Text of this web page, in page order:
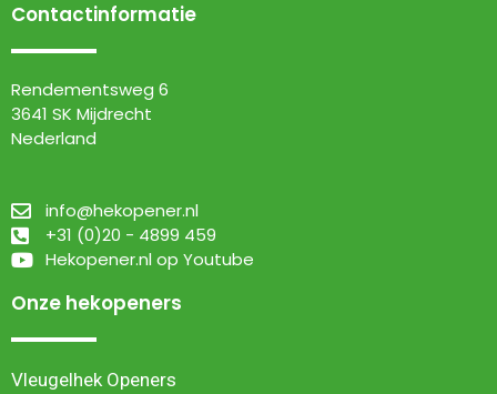
Contactinformatie
Rendementsweg 6
3641 SK Mijdrecht
Nederland
info@hekopener.nl
+31 (0)20 - 4899 459
Hekopener.nl op Youtube
Onze hekopeners
Vleugelhek Openers